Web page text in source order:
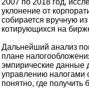
уклонение от
собирается вручную
котирующихся на
Дальнейший анализ
плане
эмпирические данные
управлению налогами
понятно, где